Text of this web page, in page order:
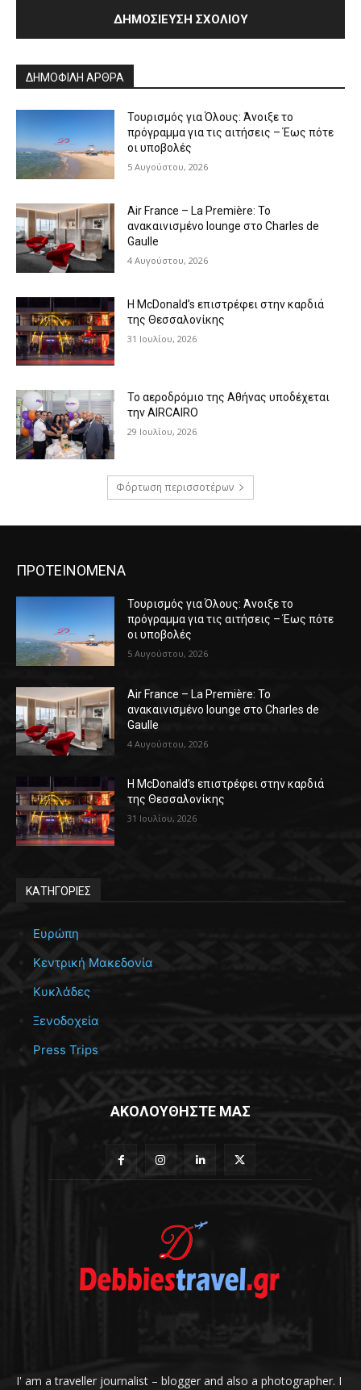
ΔΗΜΟΦΙΛΗ ΑΡΘΡΑ
Τουρισμός για Όλους: Άνοιξε το
πρόγραμμα για τις αιτήσεις – Έως πότε
οι υποβολές
5 Αυγούστου, 2026
Air France – La Première: Το
ανακαινισμένο lounge στο Charles de
Gaulle
4 Αυγούστου, 2026
Η McDonald’s επιστρέφει στην καρδιά
της Θεσσαλονίκης
31 Ιουλίου, 2026
Το αεροδρόμιο της Αθήνας υποδέχεται
την AIRCAIRO
29 Ιουλίου, 2026
Φόρτωση περισσοτέρων
ΠΡΟΤΕΙΝΟΜΕΝΑ
Τουρισμός για Όλους: Άνοιξε το
πρόγραμμα για τις αιτήσεις – Έως πότε
οι υποβολές
5 Αυγούστου, 2026
Air France – La Première: Το
ανακαινισμένο lounge στο Charles de
Gaulle
4 Αυγούστου, 2026
Η McDonald’s επιστρέφει στην καρδιά
της Θεσσαλονίκης
31 Ιουλίου, 2026
ΚΑΤΗΓΟΡΙΕΣ
Ευρώπη
Κεντρική Μακεδονία
Κυκλάδες
Ξενοδοχεία
Press Trips
ΑΚΟΛΟΥΘΗΣΤΕ ΜΑΣ
I' am a traveller journalist – blogger and also a photographer. I